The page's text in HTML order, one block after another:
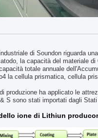
di Soundon riguarda
la capacità del materiale
totale annuale
la cellula prismatica, cellula
produzione ha applicato le
S sono stati importati dagli
ione di Lithiun